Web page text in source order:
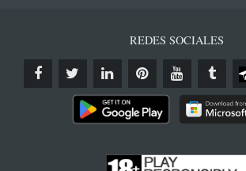
REDES SOCIALES